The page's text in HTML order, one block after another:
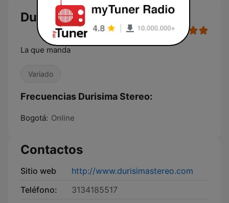
Durisima Stereo en vivo
La que manda
Variado
Frecuencias Durisima Stereo:
Bogotá: Online
Contactos
Sitio web
http://www.durisimastereo.com
Teléfono:
3134185517